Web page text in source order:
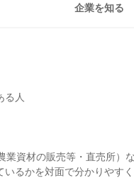
企業を知る
る人
資材の販売等・直売所）
いるかを対面で分かりやす